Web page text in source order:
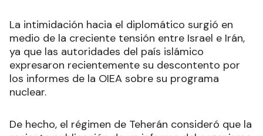
La intimidación hacia el diplomático surgió en
medio de la creciente tensión entre Israel e Irán,
ya que las autoridades del país islámico
expresaron recientemente su descontento por
los informes de la OIEA sobre su programa
nuclear.
De hecho, el régimen de Teherán consideró que la